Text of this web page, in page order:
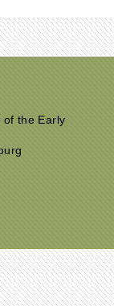
of the Early